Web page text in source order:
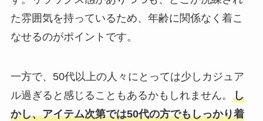
た雰囲気を持っているため、年齢に関係なく着こ
なせるのがポイントです。
一方で、50代以上の人々にとっては少しカジュア
ル過ぎると感じることもあるかもしれません。 し
かし、アイテム次第では50代の方でもしっかり着